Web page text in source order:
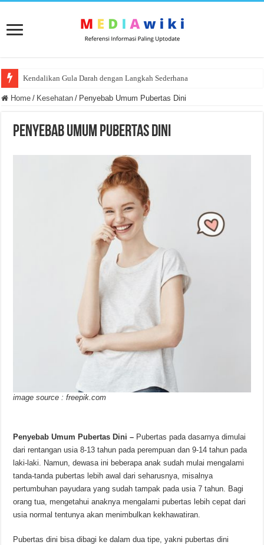
Kendalikan Gula Darah dengan Langkah Sederhana
Home / Kesehatan / Penyebab Umum Pubertas Dini
Penyebab Umum Pubertas Dini
image source : freepik.com
Penyebab Umum Pubertas Dini – Pubertas pada dasarnya dimulai
dari rentangan usia 8-13 tahun pada perempuan dan 9-14 tahun pada
laki-laki. Namun, dewasa ini beberapa anak sudah mulai mengalami
tanda-tanda pubertas lebih awal dari seharusnya, misalnya
pertumbuhan payudara yang sudah tampak pada usia 7 tahun. Bagi
orang tua, mengetahui anaknya mengalami pubertas lebih cepat dari
usia normal tentunya akan menimbulkan kekhawatiran.
Pubertas dini bisa dibagi ke dalam dua tipe, yakni pubertas dini